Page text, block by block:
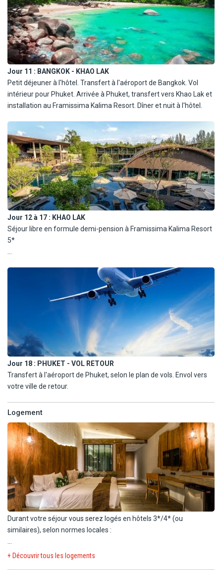
installation. Selon l'heure d'arrivée, temps libre et dîner libre.
Jour 11 : BANGKOK - KHAO LAK
Petit déjeuner à l'hôtel. Transfert à l'aéroport de Bangkok. Vol
intérieur pour Phuket. Arrivée à Phuket, transfert vers Khao Lak et
installation au Framissima Kalima Resort. Dîner et nuit à l'hôtel.
Jour 12 à 17 : KHAO LAK
Séjour libre en formule demi-pension à Framissima Kalima Resort
5*
Lors de votre visite à Khao Lak, commencez par explorer le Parc
national de Khao Lak-Lam Ru. Ce magnifique parc offre des
sentiers de randonnée, des plages isolées et des cascades, parfait
pour les amoureux de la nature. La Plage de Nang Thong est
idéale pour se détendre avec son sable doré et ses eaux claires.
Ne manquez pas les Cascades de Ton Chong Fa, une série de
cascades pittoresques dans la jungle où vous pouvez vous
baigner. Visitez le Mémorial du Tsunami, un site poignant
commémorant les victimes du tsunami de 2004, avec des
expositions informatives. Enfin, explorez le Marché de Bang Niang
pour découvrir des produits frais, des souvenirs artisanaux et
découvrir la diversité et la beauté de Khao Lak.
Jour 18 : PHUKET - VOL RETOUR
Transfert à l'aéroport de Phuket, selon le plan de vols. Envol vers
votre ville de retour.
Logement
Durant votre séjour vous serez logés en hôtels 3*/4* (ou
similaires), selon normes locales :
BANGKOK : Four Wings 4*
+ Découvrir tous les logements